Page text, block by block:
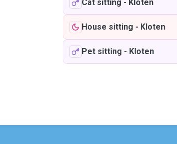
Cat sitting - Kloten
House sitting - Kloten
Pet sitting - Kloten